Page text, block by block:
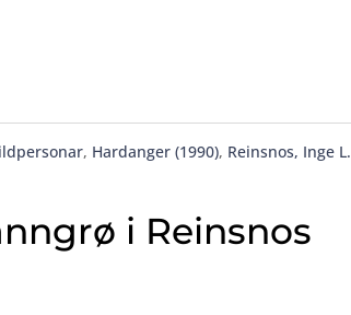
, Hardanger (1990), Reinsnos, Inge L.
i Reinsnos